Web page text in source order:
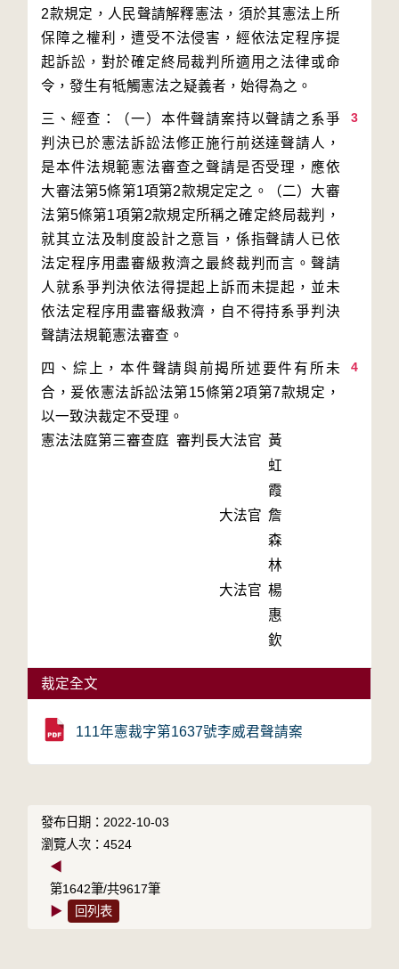
2款規定，人民聲請解釋憲法，須於其憲法上所
保障之權利，遭受不法侵害，經依法定程序提
起訴訟，對於確定終局裁判所適用之法律或命
3
三、經查：（一）本件聲請案持以聲請之系爭
判決已於憲法訴訟法修正施行前送達聲請人，
是本件法規範憲法審查之聲請是否受理，應依
大審法第5條第1項第2款規定定之。（二）大審
法第5條第1項第2款規定所稱之確定終局裁判，
就其立法及制度設計之意旨，係指聲請人已依
法定程序用盡審級救濟之最終裁判而言。聲請
人就系爭判決依法得提起上訴而未提起，並未
依法定程序用盡審級救濟，自不得持系爭判決
4
四、綜上，本件聲請與前揭所述要件有所未
合，爰依憲法訴訟法第15條第2項第7款規定，
以一致決裁定不受理。
憲法法庭第三審查庭 審判長大法官 黃
虹
霞
大法官 詹
森
林
大法官 楊
惠
欽
裁定全文
111年憲裁字第1637號李威君聲請案
發布日期：2022-10-03
瀏覽人次：4524
◀
第1642筆/共9617筆
▶
回列表